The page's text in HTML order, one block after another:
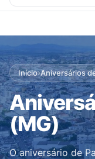
Início›Aniversários
(MG)
O aniversário de